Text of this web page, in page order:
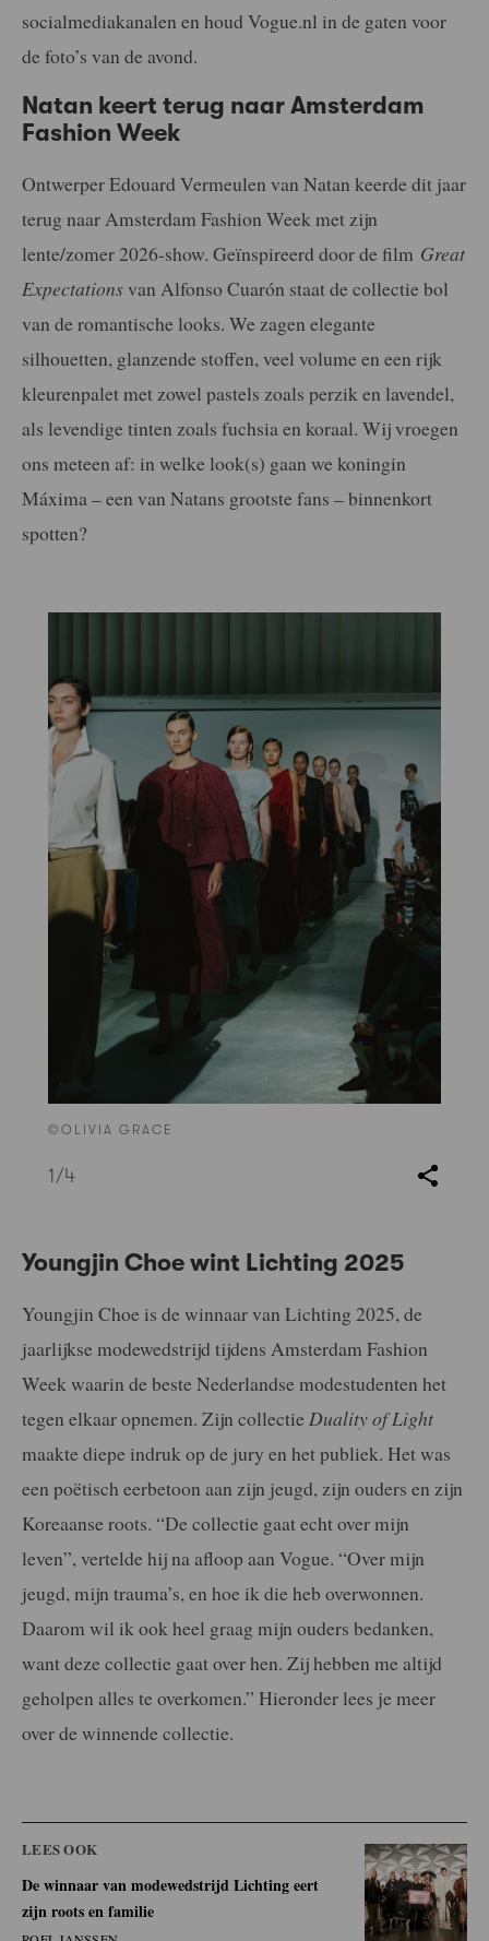
socialmediakanalen en houd Vogue.nl in de gaten voor
de foto’s van de avond.
Natan keert terug naar Amsterdam
Fashion Week
Ontwerper Edouard Vermeulen van Natan keerde dit jaar
terug naar Amsterdam Fashion Week met zijn
lente/zomer 2026-show. Geïnspireerd door de film Great
Expectationsvan Alfonso Cuarón staat de collectie bol
van de romantische looks. We zagen elegante
silhouetten, glanzende stoffen, veel volume en een rijk
kleurenpalet met zowel pastels zoals perzik en lavendel,
als levendige tinten zoals fuchsia en koraal. Wij vroegen
ons meteen af: in welke look(s) gaan we koningin
Máxima – een van Natans grootste fans – binnenkort
spotten?
©OLIVIA GRACE
1 /4
Youngjin Choe wint Lichting 2025
Youngjin Choe is de winnaar van Lichting 2025, de
jaarlijkse modewedstrijd tijdens Amsterdam Fashion
Week waarin de beste Nederlandse modestudenten het
tegen elkaar opnemen. Zijn collectie Duality of Light
maakte diepe indruk op de jury en het publiek. Het was
een poëtisch eerbetoon aan zijn jeugd, zijn ouders en zijn
Koreaanse roots. “De collectie gaat echt over mijn
leven”, vertelde hij na afloop aan Vogue. “Over mijn
jeugd, mijn trauma’s, en hoe ik die heb overwonnen.
Daarom wil ik ook heel graag mijn ouders bedanken,
want deze collectie gaat over hen. Zij hebben me altijd
geholpen alles te overkomen.” Hieronder lees je meer
over de winnende collectie.
LEES OOK
De winnaar van modewedstrijd Lichting eert
zijn roots en familie